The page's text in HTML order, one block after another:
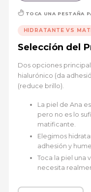
TOCA UNA PESTAÑA
HIDRATANTE VS
Selección del
Dos opciones
hialurónico (da
(reduce brillo).
La piel de Ana
pero no es lo
matificante.
Elegimos
adhesión y
Toca la piel una
necesita